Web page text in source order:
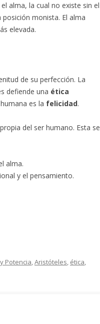
alma, la cual no existe sin el
monista. El alma
elevada.
de su perfección. La
defiende una ética
es la felicidad.
del ser humano. Esta se
alma.
y el pensamiento.
Potencia,Aristóteles, ética,